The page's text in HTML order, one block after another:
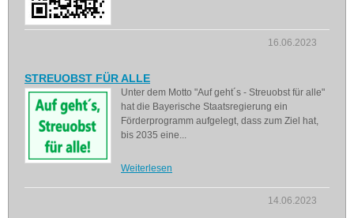
16.06.2023
STREUOBST FÜR ALLE
Unter dem Motto "Auf geht´s - Streuobst für alle"
hat die Bayerische Staatsregierung ein
Förderprogramm aufgelegt, dass zum Ziel hat,
bis 2035 eine...
Weiterlesen
14.06.2023